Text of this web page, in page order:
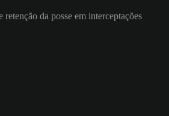
retenção da posse em interceptações